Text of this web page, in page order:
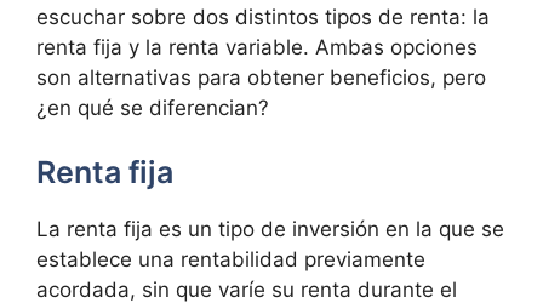
escuchar sobre dos distintos tipos de renta: la
renta fija y la renta variable. Ambas opciones
son alternativas para obtener beneficios, pero
¿en qué se diferencian?
Renta fija
La renta fija es un tipo de inversión en la que se
establece una rentabilidad previamente
acordada, sin que varíe su renta durante el